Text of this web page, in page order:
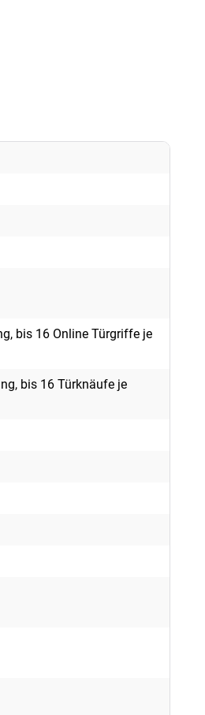
bis 16 Online Türgriffe je
bis 16 Türknäufe je